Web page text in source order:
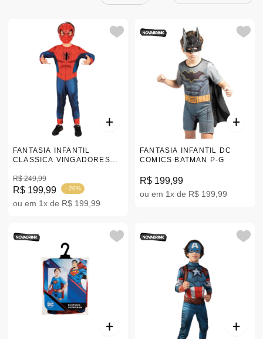
FANTASIA INFANTIL
CLASSICA VINGADORES
|107944.1
R$ 249,99
R$ 199,99 - 20%
ou em 1x de R$ 199,99
FANTASIA INFANTIL DC
COMICS BATMAN P-G
R$ 199,99
ou em 1x de R$ 199,99